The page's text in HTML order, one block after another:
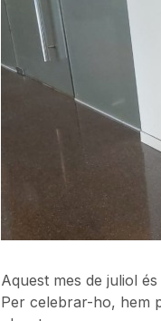
Aquest mes de juliol
Per celebrar-ho, hem